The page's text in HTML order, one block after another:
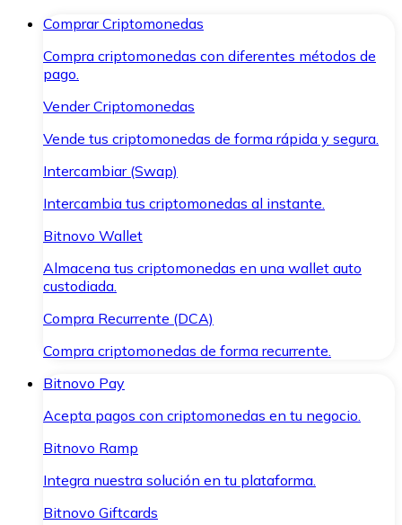
Comprar Criptomonedas
Compra criptomonedas con diferentes métodos de
pago.
Vender Criptomonedas
Vende tus criptomonedas de forma rápida y segura.
Intercambiar (Swap)
Intercambia tus criptomonedas al instante.
Bitnovo Wallet
Almacena tus criptomonedas en una wallet auto
custodiada.
Compra Recurrente (DCA)
Compra criptomonedas de forma recurrente.
Bitnovo Pay
Acepta pagos con criptomonedas en tu negocio.
Bitnovo Ramp
Integra nuestra solución en tu plataforma.
Bitnovo Giftcards